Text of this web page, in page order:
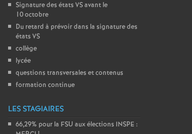
Signature des états VSavant le
10 octobre
Du retard à prévoir dans la signature des
états VS
collège
lycée
questions transversales et contenus
formation continue
LES STAGIAIRES
66,29% pour la FSU aux élections INSPE :